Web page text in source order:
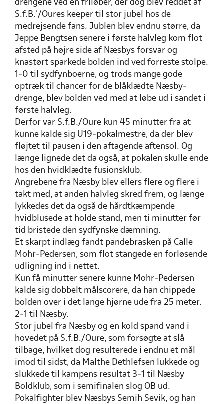
drengene ved en friløber, der dog blev reddet af
S.f.B.’/Oures keeper til stor jubel hos de
medrejsende fans. Jublen blev endnu større, da
Jeppe Bengtsen senere i første halvleg kom flot
afsted på højre side af Næsbys forsvar og
knastørt sparkede bolden ind ved forreste stolpe.
1-0 til sydfynboerne, og trods mange gode
optræk til chancer for de blåklædte Næsby-
drenge, blev bolden ved med at løbe ud i sandet i
første halvleg.
Derfor var S.f.B./Oure kun 45 minutter fra at
kunne kalde sig U19-pokalmestre, da der blev
fløjtet til pausen i den aftagende aftensol. Og
længe lignede det da også, at pokalen skulle ende
hos den hvidklædte fusionsklub.
Angrebene fra Næsby blev ellers flere og flere i
takt med, at anden halvleg skred frem, og længe
lykkedes det da også de hårdtkæmpende
hvidblusede at holde stand, men ti minutter før
tid bristede den sydfynske dæmning.
Et skarpt indlæg fandt pandebrasken på Calle
Mohr-Pedersen, som flot stangede en forløsende
udligning ind i nettet.
Kun få minutter senere kunne Mohr-Pedersen
kalde sig dobbelt målscorere, da han chippede
bolden over i det lange hjørne ude fra 25 meter.
2-1 til Næsby.
Stor jubel fra Næsby og en kold spand vand i
hovedet på S.f.B./Oure, som forsøgte at slå
tilbage, hvilket dog resulterede i endnu et mål
imod til sidst, da Malthe Dethlefsen lukkede og
slukkede til kampens resultat 3-1 til Næsby
Boldklub, som i semifinalen slog OB ud.
Pokalfighter blev Næsbys Semih Sevik, og han